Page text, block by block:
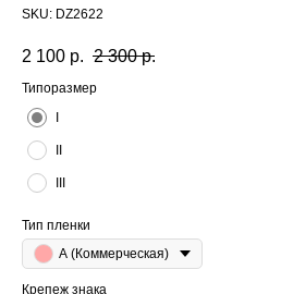
SKU: DZ2622
2 100 р. 2 300 р.
Типоразмер
Тип пленки
А (Коммерческая)
Крепеж знака